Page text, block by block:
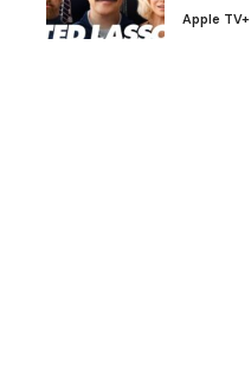
Apple TV+